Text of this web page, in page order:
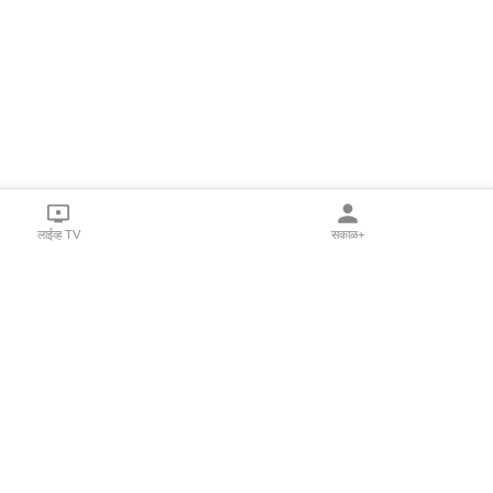
लाईव्ह TV सकाळ+